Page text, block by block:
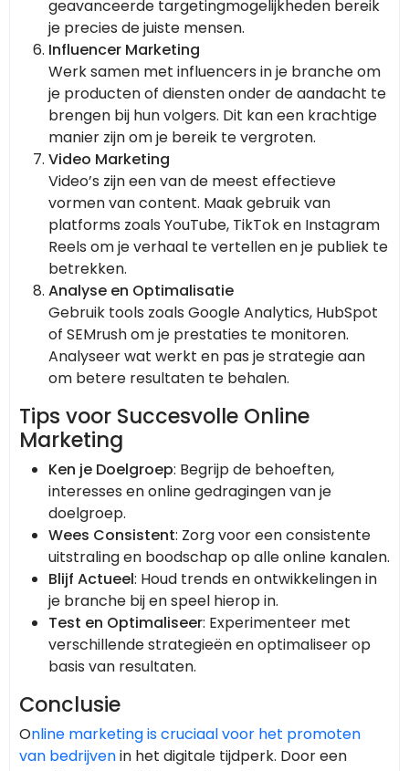
geavanceerde targetingmogelijkheden bereik
je precies de juiste mensen.
Influencer Marketing
Werk samen met influencers in je branche om
je producten of diensten onder de aandacht te
brengen bij hun volgers. Dit kan een krachtige
manier zijn om je bereik te vergroten.
Video Marketing
Video’s zijn een van de meest effectieve
vormen van content. Maak gebruik van
platforms zoals YouTube, TikTok en Instagram
Reels om je verhaal te vertellen en je publiek te
betrekken.
Analyse en Optimalisatie
Gebruik tools zoals Google Analytics, HubSpot
of SEMrush om je prestaties te monitoren.
Analyseer wat werkt en pas je strategie aan
om betere resultaten te behalen.
Tips voor Succesvolle Online
Marketing
Ken je Doelgroep: Begrijp de behoeften,
interesses en online gedragingen van je
doelgroep.
Wees Consistent: Zorg voor een consistente
uitstraling en boodschap op alle online kanalen.
Blijf Actueel: Houd trends en ontwikkelingen in
je branche bij en speel hierop in.
Test en Optimaliseer: Experimenteer met
verschillende strategieën en optimaliseer op
basis van resultaten.
Conclusie
Online marketing is cruciaal voor het promoten
van bedrijvenin het digitale tijdperk. Door een